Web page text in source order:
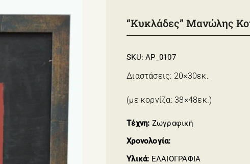
“Κυκλάδες” Μανώλης
SKU:AP_0107
Διαστάσεις: 20×30εκ.
(με κορνίζα: 38×48εκ.)
Τέχνη: Ζωγραφική
Χρονολογία:
Υλικά: ΕΛΑΙΟΓΡΑΦΙΑ